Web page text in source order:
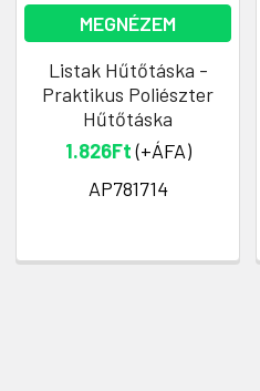
MEGNÉZEM
Listak Hűtőtáska -
Praktikus Poliészter
Hűtőtáska
1.826Ft(+ÁFA)
AP781714